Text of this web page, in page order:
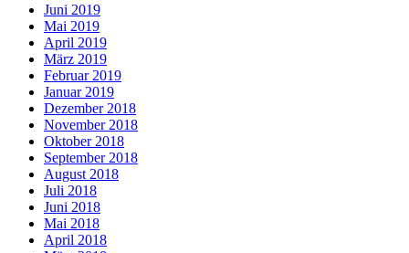
Juni 2019
Mai 2019
April 2019
März 2019
Februar 2019
Januar 2019
Dezember 2018
November 2018
Oktober 2018
September 2018
August 2018
Juli 2018
Juni 2018
Mai 2018
April 2018